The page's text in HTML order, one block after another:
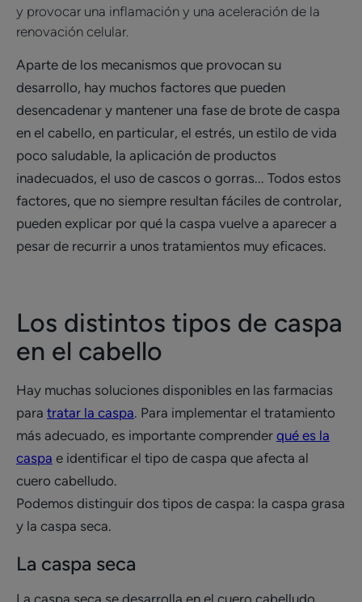
y provocar una inflamación y una aceleración de la
renovación celular.
Aparte de los mecanismos que provocan su
desarrollo, hay muchos factores que pueden
desencadenar y mantener una fase de brote de caspa
en el cabello, en particular, el estrés, un estilo de vida
poco saludable, la aplicación de productos
inadecuados, el uso de cascos o gorras... Todos estos
factores, que no siempre resultan fáciles de controlar,
pueden explicar por qué la caspa vuelve a aparecer a
pesar de recurrir a unos tratamientos muy eficaces.
Los distintos tipos de caspa
en el cabello
Hay muchas soluciones disponibles en las farmacias
para tratar la caspa. Para implementar el tratamiento
más adecuado, es importante comprender qué es la
caspa e identificar el tipo de caspa que afecta al
cuero cabelludo.
Podemos distinguir dos tipos de caspa: la caspa grasa
y la caspa seca.
La caspa seca
La caspa seca se desarrolla en el cuero cabelludo